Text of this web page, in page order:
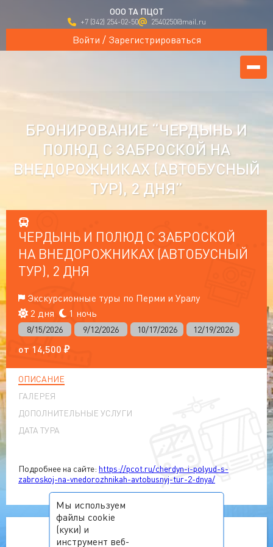
ООО ТА ПЦОТ
+7 (342) 254-02-50 2540250@mail.ru
Войти / Зарегистрироваться
БРОНИРОВАНИЕ “ЧЕРДЫНЬ И
ПОЛЮД С ЗАБРОСКОЙ НА
ВНЕДОРОЖНИКАХ (АВТОБУСНЫЙ
ТУР), 2 ДНЯ”
ЧЕРДЫНЬ И ПОЛЮД С ЗАБРОСКОЙ
НА ВНЕДОРОЖНИКАХ (АВТОБУСНЫЙ
ТУР), 2 ДНЯ
Экскурсионные туры по Перми и Уралу
2 дня
1 ночь
8/15/2026 9/12/2026 10/17/2026 12/19/2026
от 14,500 ₽
ОПИСАНИЕ
ГАЛЕРЕЯ
ДОПОЛНИТЕЛЬНЫЕ УСЛУГИ
ДАТА ТУРА
Подробнее на сайте: https://pcot.ru/cherdyn-i-polyud-s-
zabroskoj-na-vnedorozhnikah-avtobusnyj-tur-2-dnya/
Мы используем
файлы cookie
(куки) и
инструмент веб-